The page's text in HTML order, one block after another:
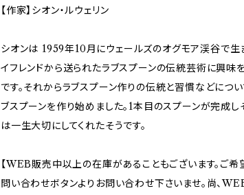
【作家】シオン・ルウェリン
シオンは 1959年10月にウェールズのオグモア渓谷で生
イフレンドから送られたラブスプーンの伝統芸術に興味
です。それからラブスプーン作りの伝統と習慣などにつ
ブスプーンを作り始めました。1本目のスプーンが完成
は一生大切にしてくれたそうです。
【WEB販売中以上の在庫があることもございます。ご
問い合わせボタンよりお問い合わせ下さいませ。尚、